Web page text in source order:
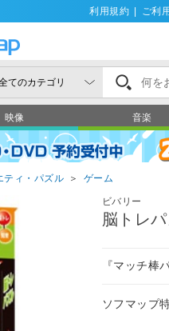
利用規約 ご利
映像 音楽
ティ・パズル ＞ ゲーム
ビバリー
脳トレ
『マッチ棒
ソフマップ